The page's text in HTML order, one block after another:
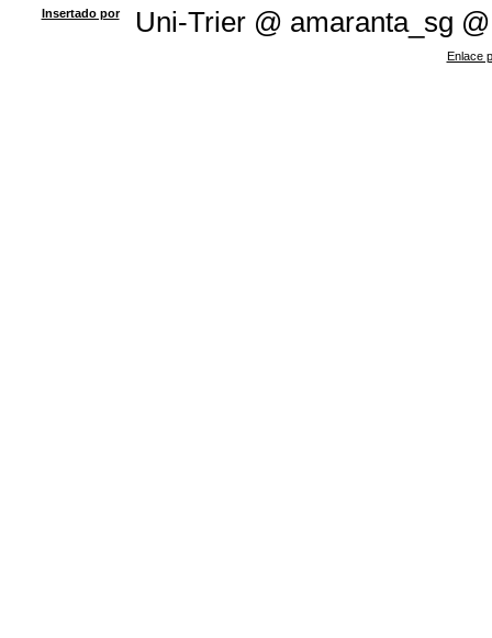
Insertado por Uni-Trier @ amaranta_sg @
Enlace